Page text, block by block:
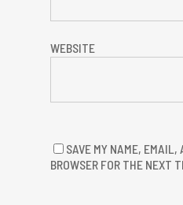
WEBSITE
SAVE MY NAME,
BROWSER FOR THE NEXT